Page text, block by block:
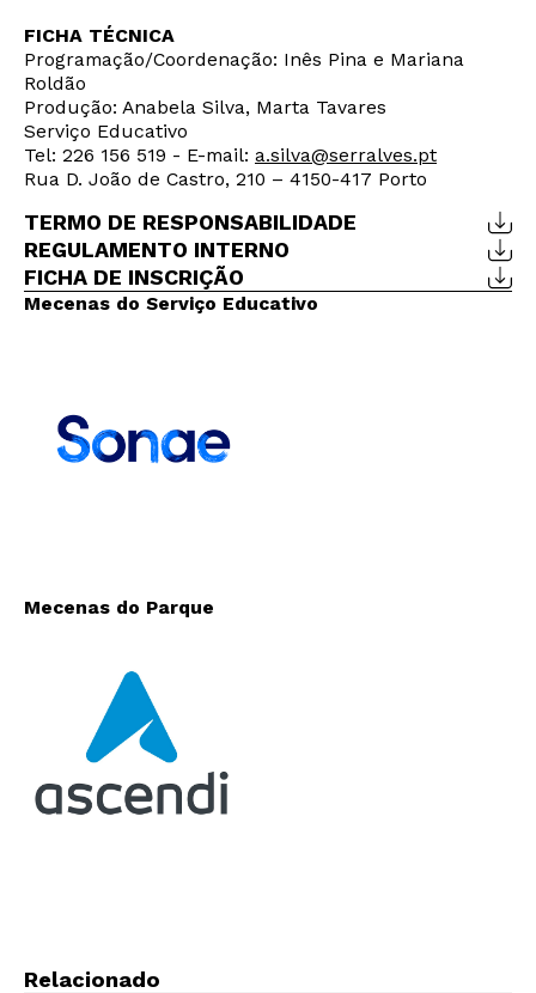
FICHA TÉCNICA
Programação/Coordenação: Inês Pina e Mariana
Roldão
Produção: Anabela Silva, Marta Tavares
Serviço Educativo
Tel: 226 156 519 - E-mail: a.silva@serralves.pt
Rua D. João de Castro, 210 – 4150-417 Porto
TERMO DE RESPONSABILIDADE
REGULAMENTO INTERNO
FICHA DE INSCRIÇÃO
Mecenas do Serviço Educativo
Mecenas do Parque
Relacionado